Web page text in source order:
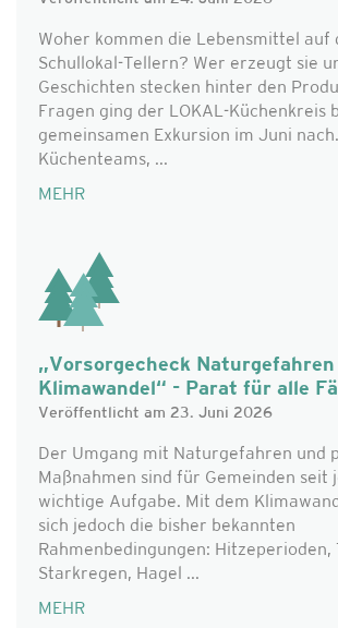
Woher kommen die Lebensmittel auf
Schullokal-Tellern? Wer erzeugt sie
Geschichten stecken hinter den
Fragen ging der LOKAL-Küchenkreis
gemeinsamen Exkursion im Juni nach.
Küchenteams, ...
MEHR
„Vorsorgecheck Naturgefahren
Klimawandel“ - Parat für alle
Veröffentlicht am 23. Juni 2026
Der Umgang mit Naturgefahren und
Maßnahmen sind für Gemeinden seit
wichtige Aufgabe. Mit dem
sich jedoch die bisher bekannten
Rahmenbedingungen: Hitzeperioden,
Starkregen, Hagel ...
MEHR